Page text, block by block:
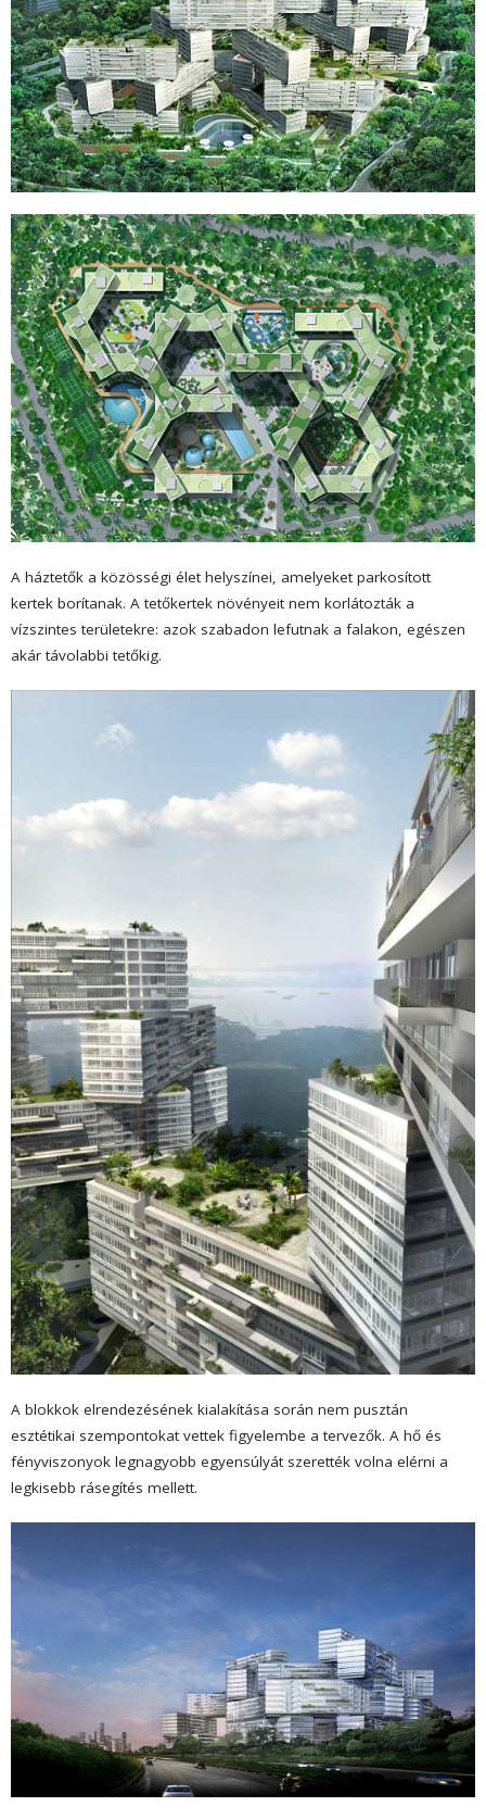
A háztetők a közösségi élet helyszínei, amelyeket parkosított
kertek borítanak. A tetőkertek növényeit nem korlátozták a
vízszintes területekre: azok szabadon lefutnak a falakon, egészen
akár távolabbi tetőkig.
A blokkok elrendezésének kialakítása során nem pusztán
esztétikai szempontokat vettek figyelembe a tervezők. A hő és
fényviszonyok legnagyobb egyensúlyát szerették volna elérni a
legkisebb rásegítés mellett.